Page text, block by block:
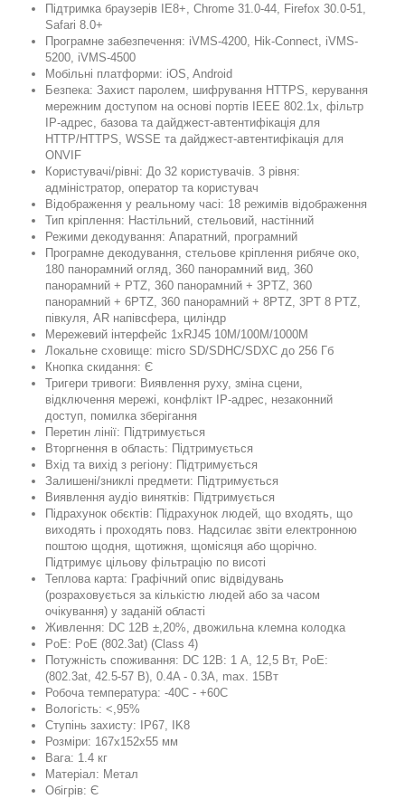
Підтримка браузерів IE8+, Chrome 31.0-44, Firefox 30.0-51,
Safari 8.0+
Програмне забезпечення: iVMS-4200, Hik-Connect, iVMS-
5200, iVMS-4500
Мобільні платформи: iOS, Android
Безпека: Захист паролем, шифрування HTTPS, керування
мережним доступом на основі портів IEEE 802.1x, фільтр
IP-адрес, базова та дайджест-автентифікація для
HTTP/HTTPS, WSSE та дайджест-автентифікація для
ONVIF
Користувачі/рівні: До 32 користувачів. 3 рівня:
адміністратор, оператор та користувач
Відображення у реальному часі: 18 режимів відображення
Тип кріплення: Настільний, стельовий, настінний
Режими декодування: Апаратний, програмний
Програмне декодування, стельове кріплення рибяче око,
180 панорамний огляд, 360 панорамний вид, 360
панорамний + PTZ, 360 панорамний + 3PTZ, 360
панорамний + 6PTZ, 360 панорамний + 8PTZ, 3PT 8 PTZ,
півкуля, AR напівсфера, циліндр
Мережевий інтерфейс 1xRJ45 10M/100M/1000M
Локальне сховище: micro SD/SDHC/SDXC до 256 Гб
Кнопка скидання: Є
Тригери тривоги: Виявлення руху, зміна сцени,
відключення мережі, конфлікт IP-адрес, незаконний
доступ, помилка зберігання
Перетин лінії: Підтримується
Вторгнення в область: Підтримується
Вхід та вихід з регіону: Підтримується
Залишені/зниклі предмети: Підтримується
Виявлення аудіо винятків: Підтримується
Підрахунок обєктів: Підрахунок людей, що входять, що
виходять і проходять повз. Надсилає звіти електронною
поштою щодня, щотижня, щомісяця або щорічно.
Підтримує цільову фільтрацію по висоті
Теплова карта: Графічний опис відвідувань
(розраховується за кількістю людей або за часом
очікування) у заданій області
Живлення: DC 12В ±,20%, двожильна клемна колодка
PoE: PoE (802.3at) (Class 4)
Потужність споживання: DC 12В: 1 А, 12,5 Вт, PoE:
(802.3at, 42.5-57 В), 0.4A - 0.3A, max. 15Вт
Робоча температура: -40C - +60C
Вологість: <,95%
Ступінь захисту: IP67, IK8
Розміри: 167x152x55 мм
Вага: 1.4 кг
Матеріал: Метал
Обігрів: Є